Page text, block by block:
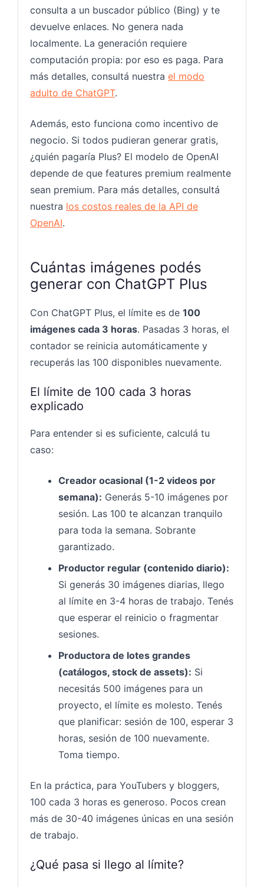
consulta a un buscador público (Bing) y te
devuelve enlaces. No genera nada
localmente. La generación requiere
computación propia: por eso es paga. Para
más detalles, consultá nuestra el modo
adulto de ChatGPT.
Además, esto funciona como incentivo de
negocio. Si todos pudieran generar gratis,
¿quién pagaría Plus? El modelo de OpenAI
depende de que features premium realmente
sean premium. Para más detalles, consultá
nuestra los costos reales de la API de
OpenAI.
Cuántas imágenes podés
generar con ChatGPT Plus
Con ChatGPT Plus, el límite es de 100
imágenes cada 3 horas. Pasadas 3 horas, el
contador se reinicia automáticamente y
recuperás las 100 disponibles nuevamente.
El límite de 100 cada 3 horas
explicado
Para entender si es suficiente, calculá tu
caso:
Creador ocasional (1-2 videos por
semana): Generás 5-10 imágenes por
sesión. Las 100 te alcanzan tranquilo
para toda la semana. Sobrante
garantizado.
Productor regular (contenido diario):
Si generás 30 imágenes diarias, llego
al límite en 3-4 horas de trabajo. Tenés
que esperar el reinicio o fragmentar
sesiones.
Productora de lotes grandes
(catálogos, stock de assets): Si
necesitás 500 imágenes para un
proyecto, el límite es molesto. Tenés
que planificar: sesión de 100, esperar 3
horas, sesión de 100 nuevamente.
Toma tiempo.
En la práctica, para YouTubers y bloggers,
100 cada 3 horas es generoso. Pocos crean
más de 30-40 imágenes únicas en una sesión
de trabajo.
¿Qué pasa si llego al límite?